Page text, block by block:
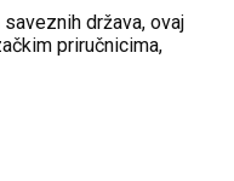
država, ovaj
priručnicima,